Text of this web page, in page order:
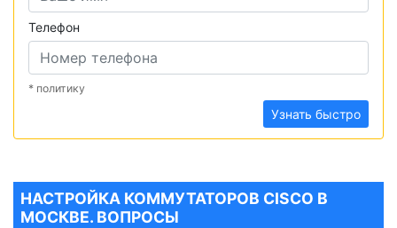
Телефон
* политику
Узнать быстро
НАСТРОЙКА КОММУТАТОРОВ CISCO В
МОСКВЕ. ВОПРОСЫ